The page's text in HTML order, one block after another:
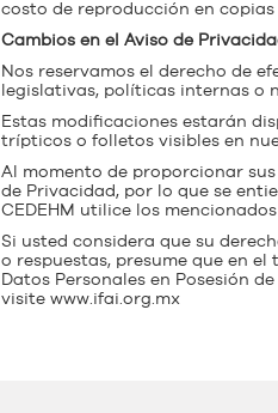
costo de reproducción en
Cambios en el Aviso de
Nos reservamos el derecho de
legislativas, políticas internas o
Estas modificaciones estarán
trípticos o folletos visibles en
Al momento de proporcionar
de Privacidad, por lo que se
CEDEHM utilice los
Si usted considera que su
o respuestas, presume que en
Datos Personales en Posesión
visite www.ifai.org.mx